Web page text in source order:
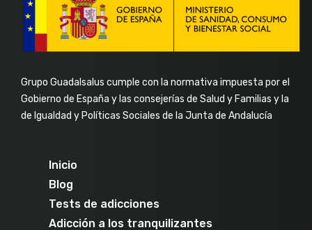
Grupo Guadalsalus cumple con la normativa impuesta por el
Gobierno de España y las consejerías de Salud y Familias y la
de Igualdad y Políticas Sociales de la Junta de Andalucía
Inicio
Blog
Tests de adicciones
Adicción a los tranquilizantes